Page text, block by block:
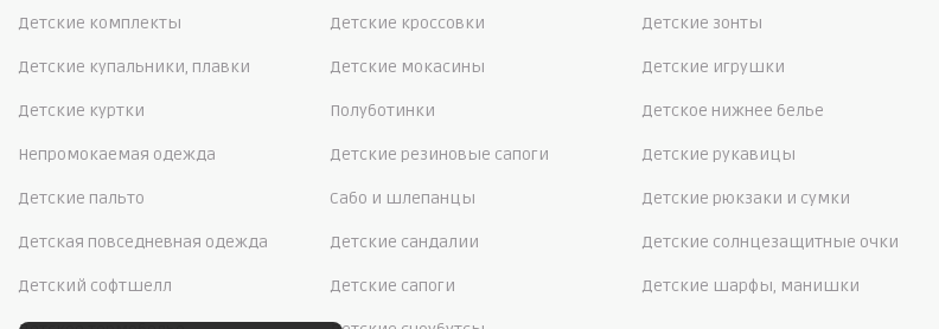
Детские комплекты
Детские купальники, плавки
Детские куртки
Непромокаемая одежда
Детские пальто
Детская повседневная одежда
Детский софтшелл
Детские кроссовки
Детские мокасины
Полуботинки
Детские резиновые сапоги
Сабо и шлепанцы
Детские сандалии
Детские сапоги
Детские зонты
Детские игрушки
Детское нижнее белье
Детские рукавицы
Детские рюкзаки и сумки
Детские солнцезащитные очки
Детские шарфы, манишки